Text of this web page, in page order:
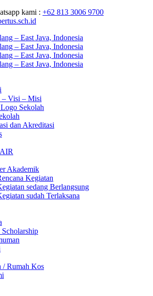
kami : +62 813 3006 9700
– Visi – Misi
Sekolah
dan Akreditasi
Akademik
Kegiatan
sedang Berlangsung
sudah Terlaksana
/ Rumah Kos